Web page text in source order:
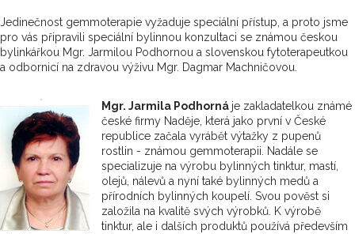
Jedinečnost gemmoterapie vyžaduje speciální přístup, a proto jsme
pro vás připravili speciální bylinnou konzultaci se známou českou
bylinkářkou Mgr. Jarmilou Podhornou a slovenskou fytoterapeutkou
a odbornicí na zdravou výživu Mgr. Dagmar Machničovou.
Mgr. Jarmila Podhorná je zakladatelkou známé
české firmy Naděje, která jako první v České
republice začala vyrábět výtažky z pupenů
rostlin - známou gemmoterapii. Nadále se
specializuje na výrobu bylinných tinktur, mastí,
olejů, nálevů a nyní také bylinných medů a
přírodních bylinných koupelí. Svou pověst si
založila na kvalitě svých výrobků. K výrobě
tinktur, ale i dalších produktů používá především